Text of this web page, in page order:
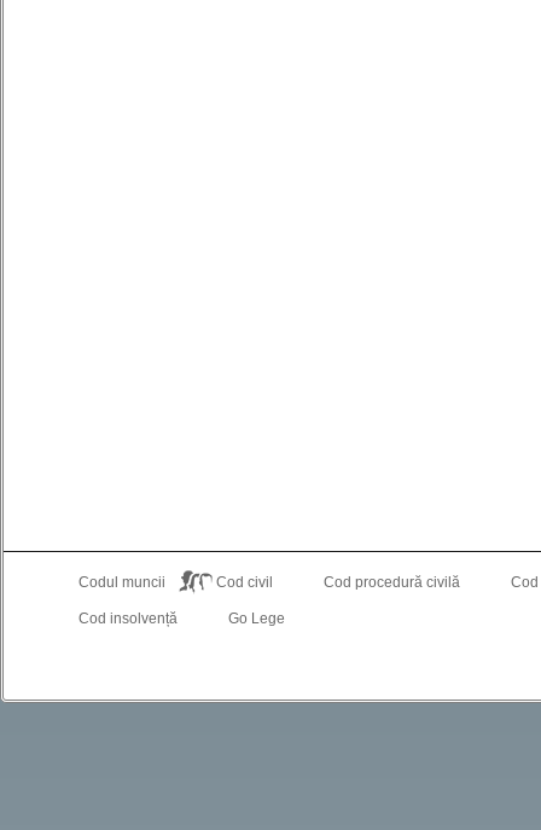
Codul muncii Cod civil Cod procedură civilă
Cod insolvență Go Lege